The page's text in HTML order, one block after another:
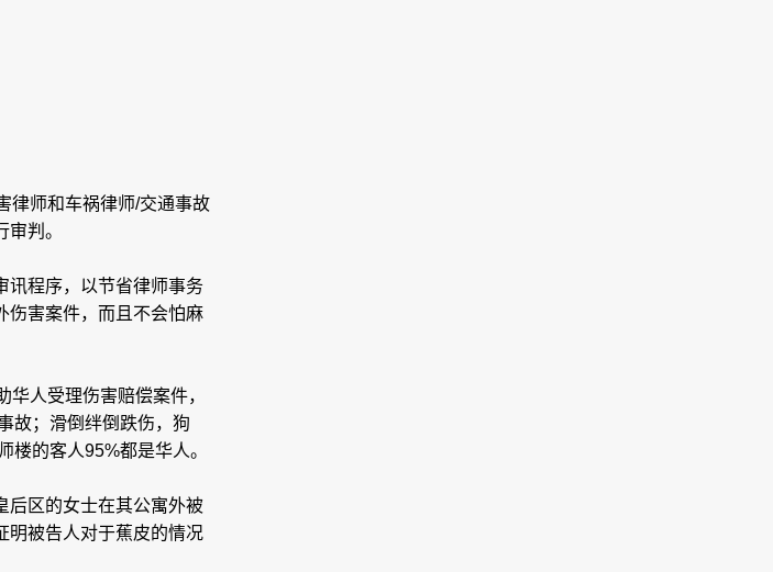
律师和车祸律师/交通事故
判。
讯程序，以节省律师事务
伤害案件，而且不会怕麻
人受理伤害赔偿案件，
故；滑倒绊倒跌伤，狗
楼的客人95%都是华人。
后区的女士在其公寓外被
明被告人对于蕉皮的情况